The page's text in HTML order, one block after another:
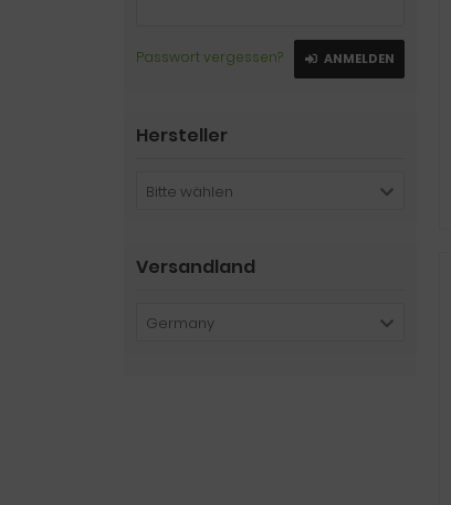
Passwort vergessen? ANMELDEN
Hersteller
Bitte wählen
Versandland
Germany